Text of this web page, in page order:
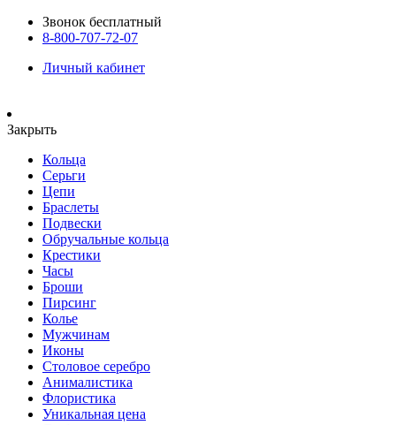
Звонок бесплатный
8-800-707-72-07
Личный кабинет
Закрыть
Кольца
Серьги
Цепи
Браслеты
Подвески
Обручальные кольца
Крестики
Часы
Броши
Пирсинг
Колье
Мужчинам
Иконы
Столовое серебро
Анималистика
Флористика
Уникальная цена